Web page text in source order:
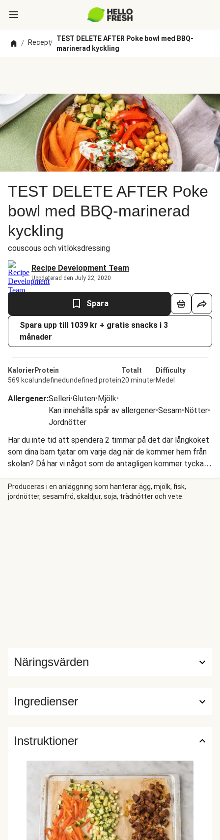
/ Recept/
TEST DELETE AFTER Poke bowl med BBQ-
marinerad kyckling
TEST DELETE AFTER Poke
bowl med BBQ-marinerad
kyckling
couscous och vitlöksdressing
Recipe Development Team
Uppdaterad den July 22, 2020
Spara
Spara upp till 1039 kr + gratis snacks i 3
månader
Kalorier
569 kcal
Protein
undefinedundefined protein
Totalt
20 minuter
Difficulty
Medel
Allergener:Selleri•Gluten•Mjölk•
Kan innehålla spår av allergener•Sesam•Nötter•
Jordnötter
Har du inte tid att spendera 2 timmar på det där långkoket
som dina barn tjatar om varje dag när de kommer hem från
skolan? Då har vi något som de antagligen kommer tycka
lika mycket om – men som bara tar 20-25 minuter att laga.
Vår svindlande goda Poke bowl med BBQ-marinerad
kyckling serverar du tillsammans med couscous och en
Produceras i en anläggning som hanterar ägg, mjölk, fisk,
jordnötter, sesamfrö, skaldjur, soja, trädnötter och vete.
Ingredienser
Näringsvärden
Instruktioner